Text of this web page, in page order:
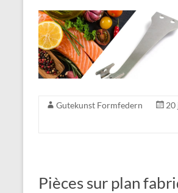
Gutekunst Formfedern 20
Pièces sur plan